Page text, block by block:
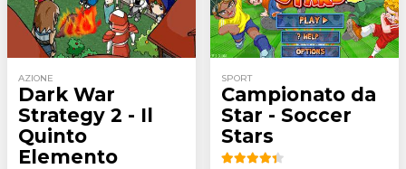
AZIONE
Dark War
Strategy 2 - Il
Quinto
Elemento
SPORT
Campionato da
Star - Soccer
Stars